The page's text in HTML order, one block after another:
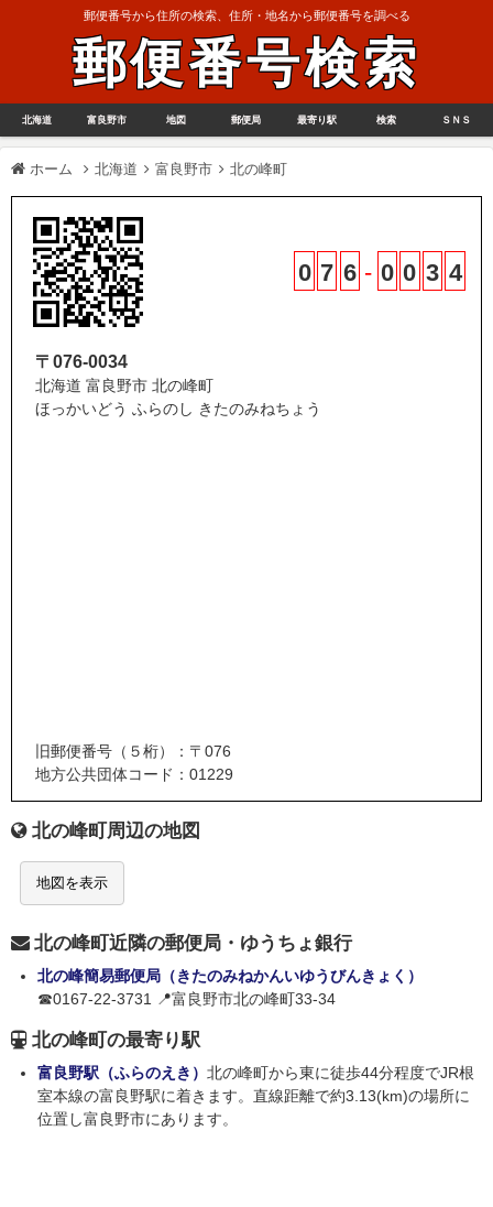
郵便番号から住所の検索、住所・地名から郵便番号を調べる
郵便番号検索
北海道 富良野市 地図 郵便局 最寄り駅 検索 ＳＮＳ
ホーム 北海道 富良野市 北の峰町
0 7 6 - 0 0 3 4
〒076-0034
北海道 富良野市 北の峰町
ほっかいどう ふらのし きたのみねちょう
旧郵便番号（５桁）：〒076
地方公共団体コード：01229
北の峰町周辺の地図
地図を表示
北の峰町近隣の郵便局・ゆうちょ銀行
北の峰簡易郵便局（きたのみねかんいゆうびんきょく）
☎0167-22-3731 📍富良野市北の峰町33-34
北の峰町の最寄り駅
富良野駅（ふらのえき） 北の峰町から東に徒歩44分程度でJR根
室本線の富良野駅に着きます。直線距離で約3.13(km)の場所に
位置し富良野市にあります。